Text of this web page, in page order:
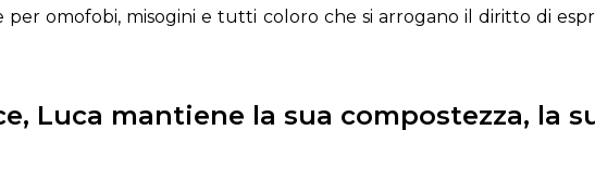
omofobi, misogini e tutti coloro che si arrogano il diritto di
Luca mantiene la sua compostezza, la